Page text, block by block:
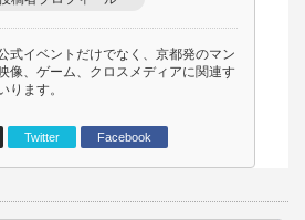
式イベントだけでなく、京都発のマン
像、ゲーム、クロスメディアに関連す
ります。
Twitter Facebook